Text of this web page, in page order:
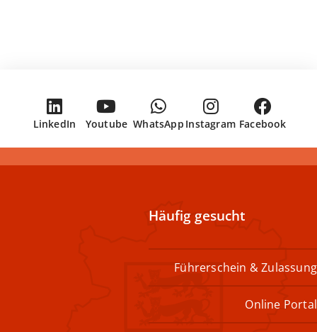
Facebook
Instagram
WhatsApp
Youtube
LinkedIn
Häufig gesucht
Führerschein & Zulassung
Online Portal